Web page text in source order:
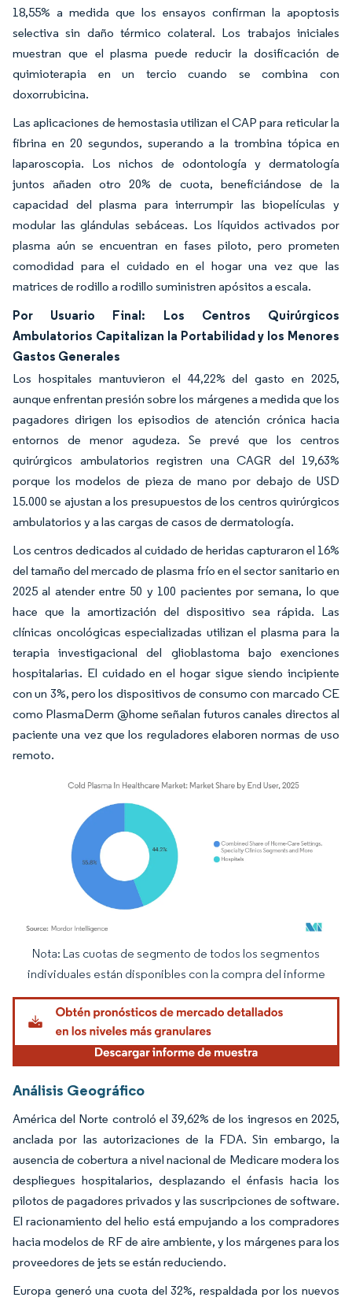
18,55% a medida que los ensayos confirman la apoptosis
selectiva sin daño térmico colateral. Los trabajos iniciales
muestran que el plasma puede reducir la dosificación de
quimioterapia en un tercio cuando se combina con
doxorrubicina.
Las aplicaciones de hemostasia utilizan el CAP para reticular la
fibrina en 20 segundos, superando a la trombina tópica en
laparoscopia. Los nichos de odontología y dermatología
juntos añaden otro 20% de cuota, beneficiándose de la
capacidad del plasma para interrumpir las biopelículas y
modular las glándulas sebáceas. Los líquidos activados por
plasma aún se encuentran en fases piloto, pero prometen
comodidad para el cuidado en el hogar una vez que las
matrices de rodillo a rodillo suministren apósitos a escala.
Por Usuario Final: Los Centros Quirúrgicos
Ambulatorios Capitalizan la Portabilidad y los Menores
Gastos Generales
Los hospitales mantuvieron el 44,22% del gasto en 2025,
aunque enfrentan presión sobre los márgenes a medida que los
pagadores dirigen los episodios de atención crónica hacia
entornos de menor agudeza. Se prevé que los centros
quirúrgicos ambulatorios registren una CAGR del 19,63%
porque los modelos de pieza de mano por debajo de USD
15.000 se ajustan a los presupuestos de los centros quirúrgicos
ambulatorios y a las cargas de casos de dermatología.
Los centros dedicados al cuidado de heridas capturaron el 16%
del tamaño del mercado de plasma frío en el sector sanitario en
2025 al atender entre 50 y 100 pacientes por semana, lo que
hace que la amortización del dispositivo sea rápida. Las
clínicas oncológicas especializadas utilizan el plasma para la
terapia investigacional del glioblastoma bajo exenciones
hospitalarias. El cuidado en el hogar sigue siendo incipiente
con un 3%, pero los dispositivos de consumo con marcado CE
como PlasmaDerm @home señalan futuros canales directos al
paciente una vez que los reguladores elaboren normas de uso
remoto.
Imagen © Mordor Intelligence. El uso requiere atribución según CC BY 4.0.
Nota: Las cuotas de segmento de todos los segmentos
individuales están disponibles con la compra del informe
Análisis Geográfico
América del Norte controló el 39,62% de los ingresos en 2025,
anclada por las autorizaciones de la FDA. Sin embargo, la
ausencia de cobertura a nivel nacional de Medicare modera los
despliegues hospitalarios, desplazando el énfasis hacia los
pilotos de pagadores privados y las suscripciones de software.
El racionamiento del helio está empujando a los compradores
hacia modelos de RF de aire ambiente, y los márgenes para los
proveedores de jets se están reduciendo.
Europa generó una cuota del 32%, respaldada por los nuevos